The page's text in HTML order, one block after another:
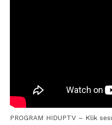
PROGRAM HIDUPTV – Klik